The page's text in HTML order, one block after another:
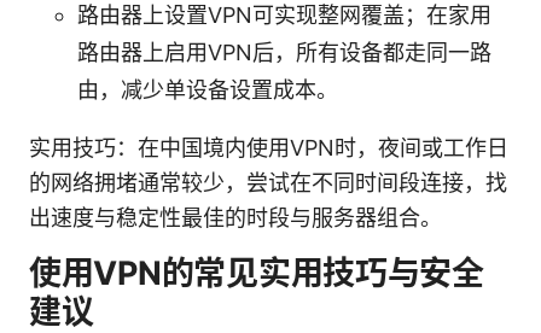
路由器上设置VPN可实现整网覆盖；在家用
路由器上启用VPN后，所有设备都走同一路
由，减少单设备设置成本。
实用技巧：在中国境内使用VPN时，夜间或工作日
的网络拥堵通常较少，尝试在不同时间段连接，找
出速度与稳定性最佳的时段与服务器组合。
使用VPN的常见实用技巧与安全
建议